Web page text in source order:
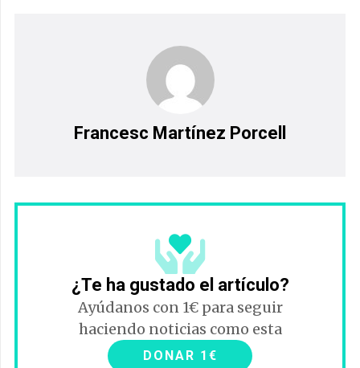
Francesc Martínez Porcell
¿Te ha gustado el artículo?
Ayúdanos con 1€ para seguir
haciendo noticias como esta
DONAR 1€